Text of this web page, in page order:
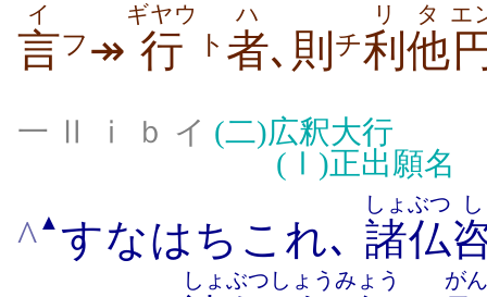
言
イ
フ ↠ 行
ギヤウ
ト 者
ハ
､則 チ利他
リタ エ
一 Ⅱ ⅰ ｂ イ (二)広釈大行
(Ⅰ)正出願名
^ ▲ すなはちこれ､ 諸仏
しょぶつ し
しょぶつ しょうみょう がん